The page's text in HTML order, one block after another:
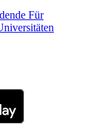
Für